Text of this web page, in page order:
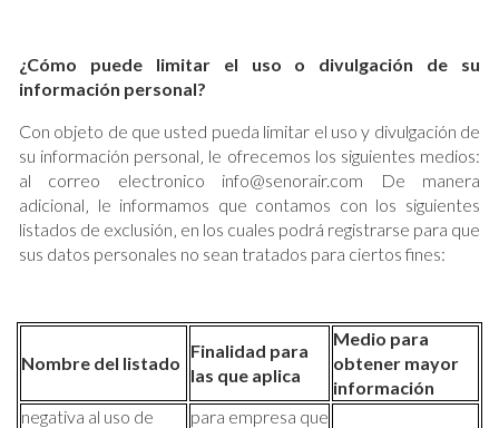
¿Cómo puede limitar el uso o divulgación de su
información personal?
Con objeto de que usted pueda limitar el uso y divulgación de
su información personal‚ le ofrecemos los siguientes medios:
al correo electronico info@senorair.com De manera
adicional‚ le informamos que contamos con los siguientes
listados de exclusión‚ en los cuales podrá registrarse para que
sus datos personales no sean tratados para ciertos fines:
Nombre del listado
Finalidad para
las que aplica
Medio para
obtener mayor
información
negativa al uso de
para empresa que